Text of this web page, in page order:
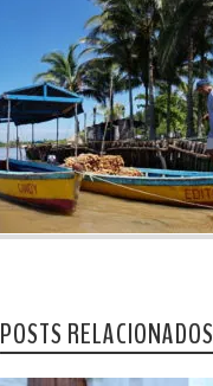
POSTS RELACIONADOS